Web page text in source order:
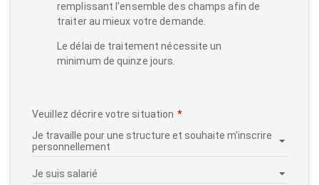
remplissant l'ensemble des champs afin de
traiter au mieux votre demande.
Le délai de traitement nécessite un
minimum de quinze jours.
Veuillez décrire votre situation